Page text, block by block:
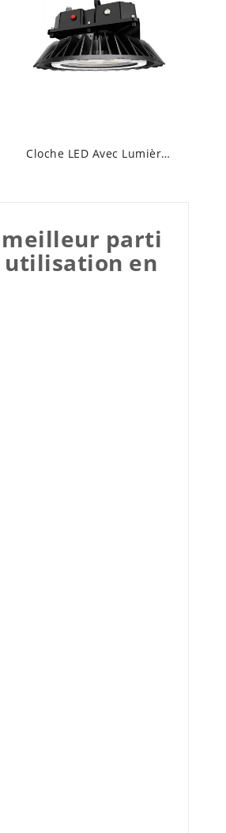
Cloche LED Avec Lumière D'urgence
parti
utilisation en